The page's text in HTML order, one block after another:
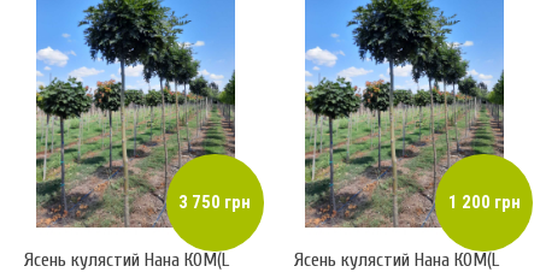
3 750 грн
Ясень кулястий Нана КОМ(L
1 200 грн
Ясень кулястий Нана КОМ(L